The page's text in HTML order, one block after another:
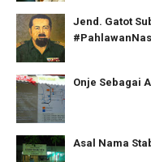
Jend. Gatot
Onje Sebagai
Asal Nama